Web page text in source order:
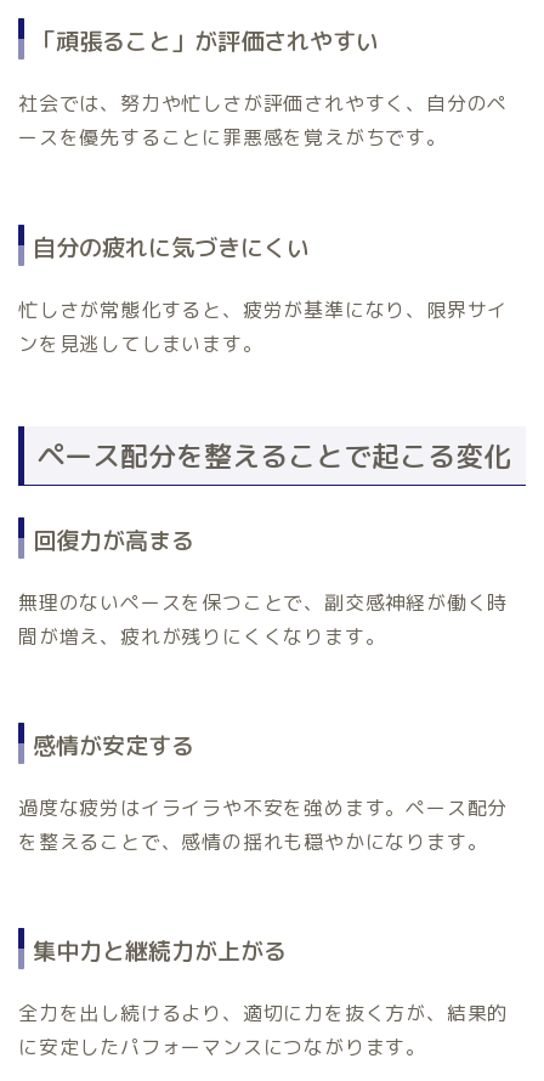
「頑張ること」が評価されやすい
社会では、努力や忙しさが評価されやすく、自分のペ
ースを優先することに罪悪感を覚えがちです。
自分の疲れに気づきにくい
忙しさが常態化すると、疲労が基準になり、限界サイ
ンを見逃してしまいます。
ペース配分を整えることで起こる変化
回復力が高まる
無理のないペースを保つことで、副交感神経が働く時
間が増え、疲れが残りにくくなります。
感情が安定する
過度な疲労はイライラや不安を強めます。ペース配分
を整えることで、感情の揺れも穏やかになります。
集中力と継続力が上がる
全力を出し続けるより、適切に力を抜く方が、結果的
に安定したパフォーマンスにつながります。